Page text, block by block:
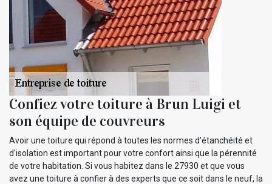
Confiez votre toiture à Brun Luigi et
son équipe de couvreurs
Avoir une toiture qui répond à toutes les normes d'étanchéité et
d'isolation est important pour votre confort ainsi que la pérennité
de votre habitation. Si vous habitez dans le 27930 et que vous
avez une toiture à confier à des experts que ce soit dans le neuf, la